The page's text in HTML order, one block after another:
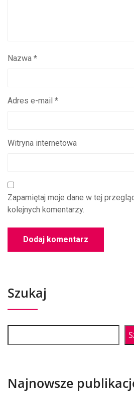
Nazwa *
Adres e-mail *
Witryna internetowa
Zapamiętaj moje dane w tej
kolejnych komentarzy.
Szukaj
Najnowsze